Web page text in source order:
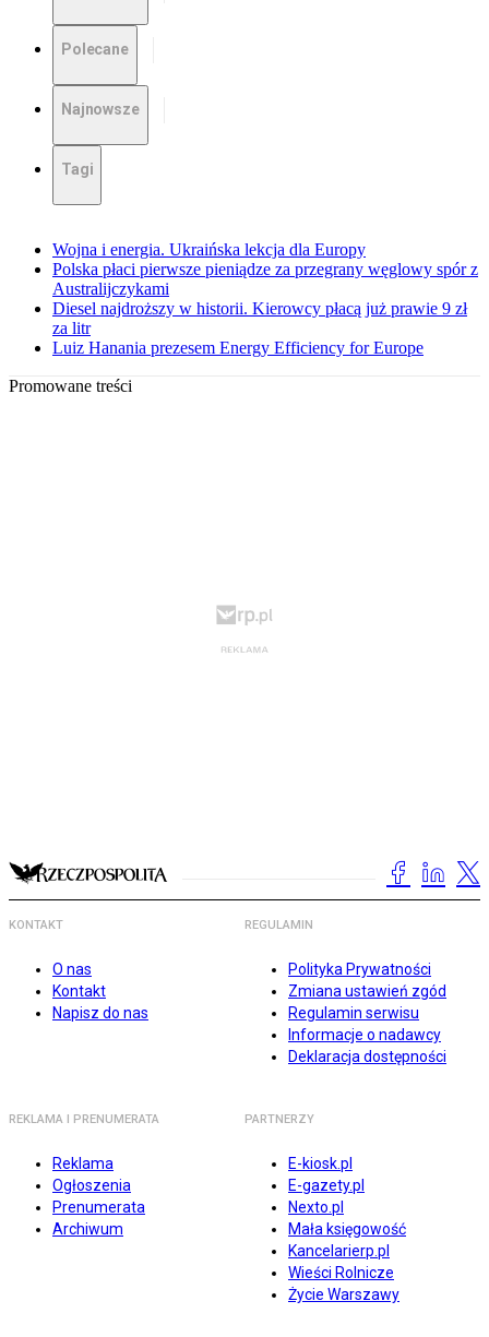
Polecane
Najnowsze
Tagi
Wojna i energia. Ukraińska lekcja dla Europy
Polska płaci pierwsze pieniądze za przegrany węglowy spór z
Australijczykami
Diesel najdroższy w historii. Kierowcy płacą już prawie 9 zł
za litr
Luiz Hanania prezesem Energy Efficiency for Europe
Promowane treści
KONTAKT
O nas
Kontakt
Napisz do nas
REGULAMIN
Polityka Prywatności
Zmiana ustawień zgód
Regulamin serwisu
Informacje o nadawcy
Deklaracja dostępności
REKLAMA I PRENUMERATA
Reklama
Ogłoszenia
Prenumerata
Archiwum
PARTNERZY
E-kiosk.pl
E-gazety.pl
Nexto.pl
Mała księgowość
Kancelarierp.pl
Wieści Rolnicze
Życie Warszawy